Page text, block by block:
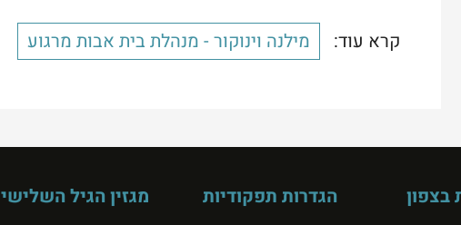
קרא עוד: מילנה וינוקור - מנהלת בית אבות מרגוע
בצפון הגדרות תפקודיות מגזין הגיל השלישי